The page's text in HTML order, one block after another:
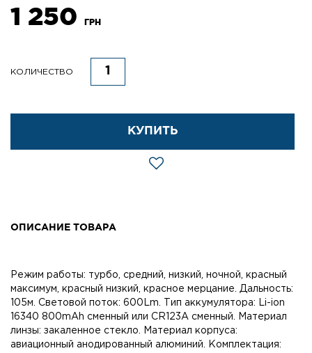
1 250 ГРН
КОЛИЧЕСТВО
КУПИТЬ
ОПИСАНИЕ ТОВАРА
Режим работы: турбо, средний, низкий, ночной, красный
максимум, красный низкий, красное мерцание. Дальность:
105м. Световой поток: 600Lm. Тип аккумулятора: Li-ion
16340 800mAh сменный или CR123A сменный. Материал
линзы: закаленное стекло. Материал корпуса:
авиационный анодированный алюминий. Комплектация: